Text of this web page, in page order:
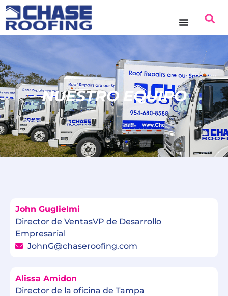
NUESTRO EQUIPO
John Guglielmi
Director de VentasVP de Desarrollo
Empresarial
JohnG@chaseroofing.com
Alissa Amidon
Director de la oficina de Tampa